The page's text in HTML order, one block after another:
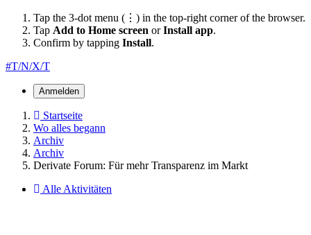
Tap the 3-dot menu (⋮) in the top-right corner of the browser.
Tap Add to Home screen orInstall app.
Confirm by tapping Install.
#T/N/X/T
Anmelden
Startseite
Wo alles begann
Archiv
Archiv
Derivate Forum: Für mehr Transparenz im Markt
Alle Aktivitäten